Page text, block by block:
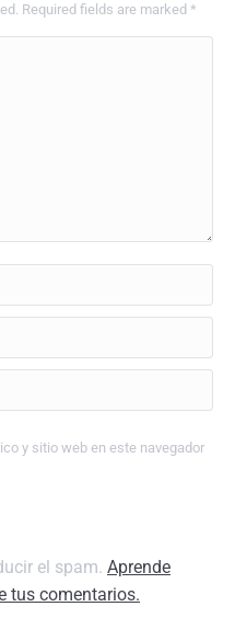
Required fields are marked *
y sitio web en este navegador
el spam. Aprende
tus comentarios.